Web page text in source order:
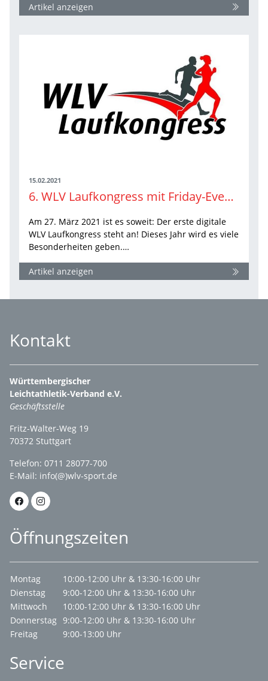
Artikel anzeigen
15.02.2021
6. WLV Laufkongress mit Friday-Evening-Cooking
Am 27. März 2021 ist es soweit: Der erste digitale
WLV Laufkongress steht an! Dieses Jahr wird es viele
Besonderheiten geben.…
Artikel anzeigen
Kontakt
Württembergischer
Leichtathletik-Verband e.V.
Geschäftsstelle
Fritz-Walter-Weg 19
70372 Stuttgart
Telefon: 0711 28077-700
E-Mail: info(@)wlv-sport.de
Öffnungszeiten
Montag
10:00-12:00 Uhr & 13:30-16:00 Uhr
Dienstag
9:00-12:00 Uhr & 13:30-16:00 Uhr
Mittwoch
10:00-12:00 Uhr & 13:30-16:00 Uhr
Donnerstag 9:00-12:00 Uhr & 13:30-16:00 Uhr
Freitag
9:00-13:00 Uhr
Service